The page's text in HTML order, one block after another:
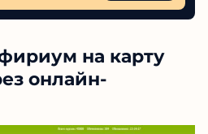
на карту
онлайн-